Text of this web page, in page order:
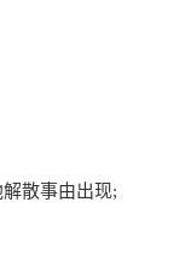
散事由出现;